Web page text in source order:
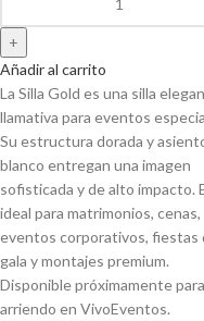
Añadir al carrito
La Silla Gold es una silla
llamativa para eventos
Su estructura dorada y
blanco entregan una imagen
sofisticada y de alto impacto.
ideal para matrimonios, cenas,
eventos corporativos, fiestas
gala y montajes premium.
Disponible próximamente para
arriendo en VivoEventos.